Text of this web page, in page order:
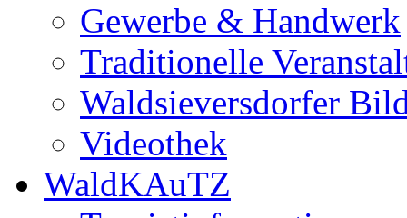
Gewerbe & Handwerk
Traditionelle
Waldsieversdorfer
Videothek
WaldKAuTZ